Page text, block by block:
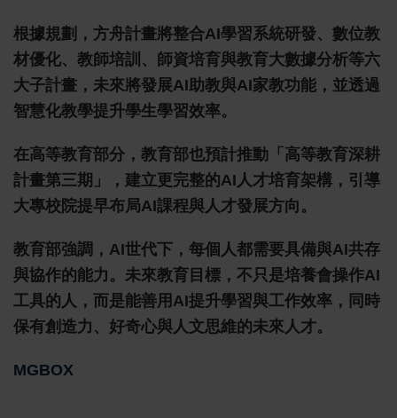
根據規劃，方舟計畫將整合AI學習系統研發、數位教
材優化、教師培訓、師資培育與教育大數據分析等六
大子計畫，未來將發展AI助教與AI家教功能，並透過
智慧化教學提升學生學習效率。
在高等教育部分，教育部也預計推動「高等教育深耕
計畫第三期」，建立更完整的AI人才培育架構，引導
大專校院提早布局AI課程與人才發展方向。
教育部強調，AI世代下，每個人都需要具備與AI共存
與協作的能力。未來教育目標，不只是培養會操作AI
工具的人，而是能善用AI提升學習與工作效率，同時
保有創造力、好奇心與人文思維的未來人才。
MGBOX